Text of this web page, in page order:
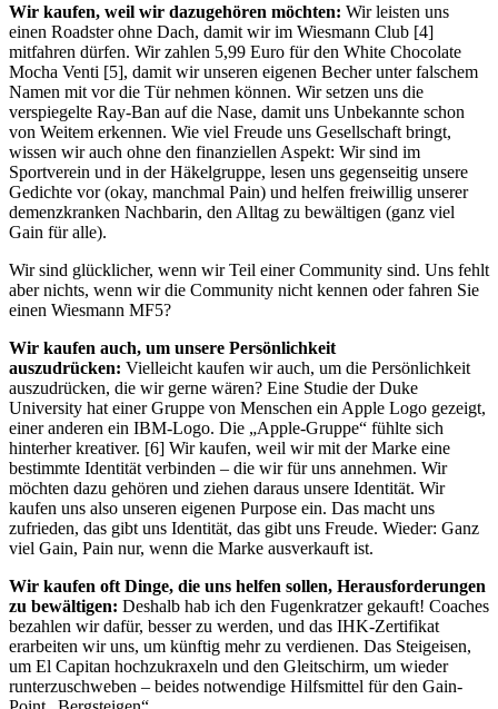
Wir kaufen, weil wir dazugehören möchten: Wir leisten uns
einen Roadster ohne Dach, damit wir im Wiesmann Club [4]
mitfahren dürfen. Wir zahlen 5,99 Euro für den White Chocolate
Mocha Venti [5], damit wir unseren eigenen Becher unter falschem
Namen mit vor die Tür nehmen können. Wir setzen uns die
verspiegelte Ray-Ban auf die Nase, damit uns Unbekannte schon
von Weitem erkennen. Wie viel Freude uns Gesellschaft bringt,
wissen wir auch ohne den finanziellen Aspekt: Wir sind im
Sportverein und in der Häkelgruppe, lesen uns gegenseitig unsere
Gedichte vor (okay, manchmal Pain) und helfen freiwillig unserer
demenzkranken Nachbarin, den Alltag zu bewältigen (ganz viel
Gain für alle).
Wir sind glücklicher, wenn wir Teil einer Community sind. Uns fehlt
aber nichts, wenn wir die Community nicht kennen oder fahren Sie
einen Wiesmann MF5?
Wir kaufen auch, um unsere Persönlichkeit
auszudrücken: Vielleicht kaufen wir auch, um die Persönlichkeit
auszudrücken, die wir gerne wären? Eine Studie der Duke
University hat einer Gruppe von Menschen ein Apple Logo gezeigt,
einer anderen ein IBM-Logo. Die „Apple-Gruppe“ fühlte sich
hinterher kreativer. [6] Wir kaufen, weil wir mit der Marke eine
bestimmte Identität verbinden – die wir für uns annehmen. Wir
möchten dazu gehören und ziehen daraus unsere Identität. Wir
kaufen uns also unseren eigenen Purpose ein. Das macht uns
zufrieden, das gibt uns Identität, das gibt uns Freude. Wieder: Ganz
viel Gain, Pain nur, wenn die Marke ausverkauft ist.
Wir kaufen oft Dinge, die uns helfen sollen, Herausforderungen
zu bewältigen: Deshalb hab ich den Fugenkratzer gekauft! Coaches
bezahlen wir dafür, besser zu werden, und das IHK-Zertifikat
erarbeiten wir uns, um künftig mehr zu verdienen. Das Steigeisen,
um El Capitan hochzukraxeln und den Gleitschirm, um wieder
runterzuschweben – beides notwendige Hilfsmittel für den Gain-